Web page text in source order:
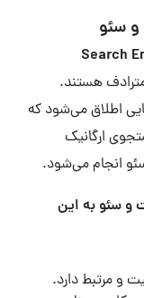
و سئو
Search
هستند.
اطلاق می‌شود که
ارگانیک
انجام می‌شود.
و سئو به این
و مرتبط دارد.